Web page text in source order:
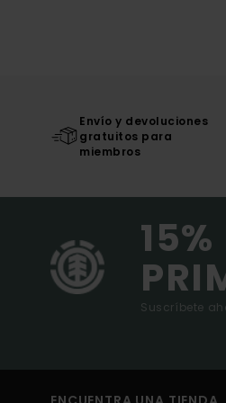
Envío y devoluciones
gratuitos para
miembros
15%
Suscríbete